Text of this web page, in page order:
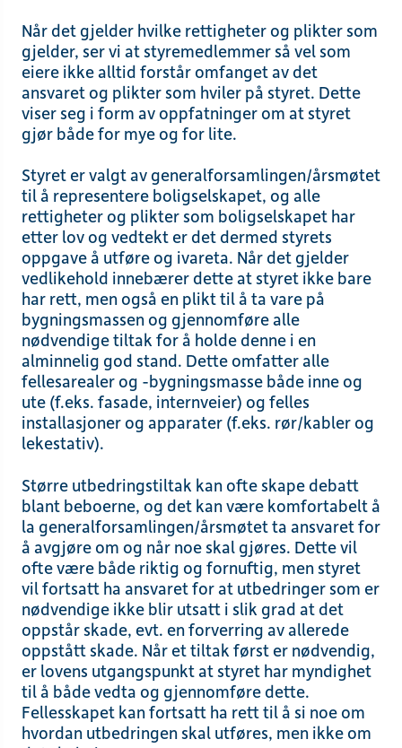
Når det gjelder hvilke rettigheter og plikter som
gjelder, ser vi at styremedlemmer så vel som
eiere ikke alltid forstår omfanget av det
ansvaret og plikter som hviler på styret. Dette
viser seg i form av oppfatninger om at styret
gjør både for mye og for lite.
Styret er valgt av generalforsamlingen/årsmøtet
til å representere boligselskapet, og alle
rettigheter og plikter som boligselskapet har
etter lov og vedtekt er det dermed styrets
oppgave å utføre og ivareta. Når det gjelder
vedlikehold innebærer dette at styret ikke bare
har rett, men også en plikt til å ta vare på
bygningsmassen og gjennomføre alle
nødvendige tiltak for å holde denne i en
alminnelig god stand. Dette omfatter alle
fellesarealer og -bygningsmasse både inne og
ute (f.eks. fasade, internveier) og felles
installasjoner og apparater (f.eks. rør/kabler og
lekestativ).
Større utbedringstiltak kan ofte skape debatt
blant beboerne, og det kan være komfortabelt å
la generalforsamlingen/årsmøtet ta ansvaret for
å avgjøre om og når noe skal gjøres. Dette vil
ofte være både riktig og fornuftig, men styret
vil fortsatt ha ansvaret for at utbedringer som er
nødvendige ikke blir utsatt i slik grad at det
oppstår skade, evt. en forverring av allerede
oppstått skade. Når et tiltak først er nødvendig,
er lovens utgangspunkt at styret har myndighet
til å både vedta og gjennomføre dette.
Fellesskapet kan fortsatt ha rett til å si noe om
hvordan utbedringen skal utføres, men ikke om